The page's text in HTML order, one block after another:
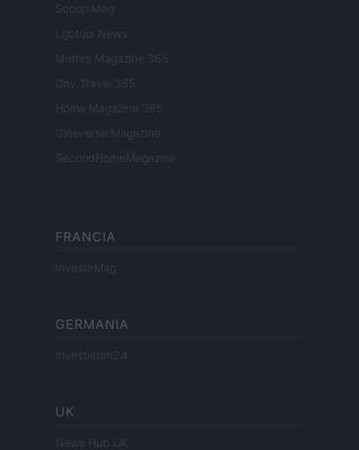
Scoop Mag
Lgbtqia News
Motors Magazine 365
Day Travel 365
Home Magazine 365
Cineverse Magazine
SecondHomeMagazine
FRANCIA
InvestirMag
GERMANIA
Investieren24
UK
News Hub UK